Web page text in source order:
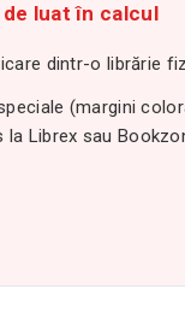
luat în calcul
dintr-o librărie
(margini
la Librex sau